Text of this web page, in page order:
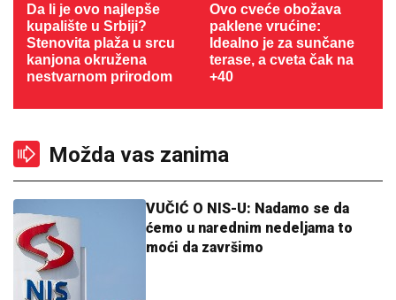
Da li je ovo najlepše
kupalište u Srbiji?
Stenovita plaža u srcu
kanjona okružena
nestvarnom prirodom
Ovo cveće obožava
paklene vrućine:
Idealno je za sunčane
terase, a cveta čak na
+40
Možda vas zanima
VUČIĆ O NIS-U: Nadamo se da
ćemo u narednim nedeljama to
moći da završimo